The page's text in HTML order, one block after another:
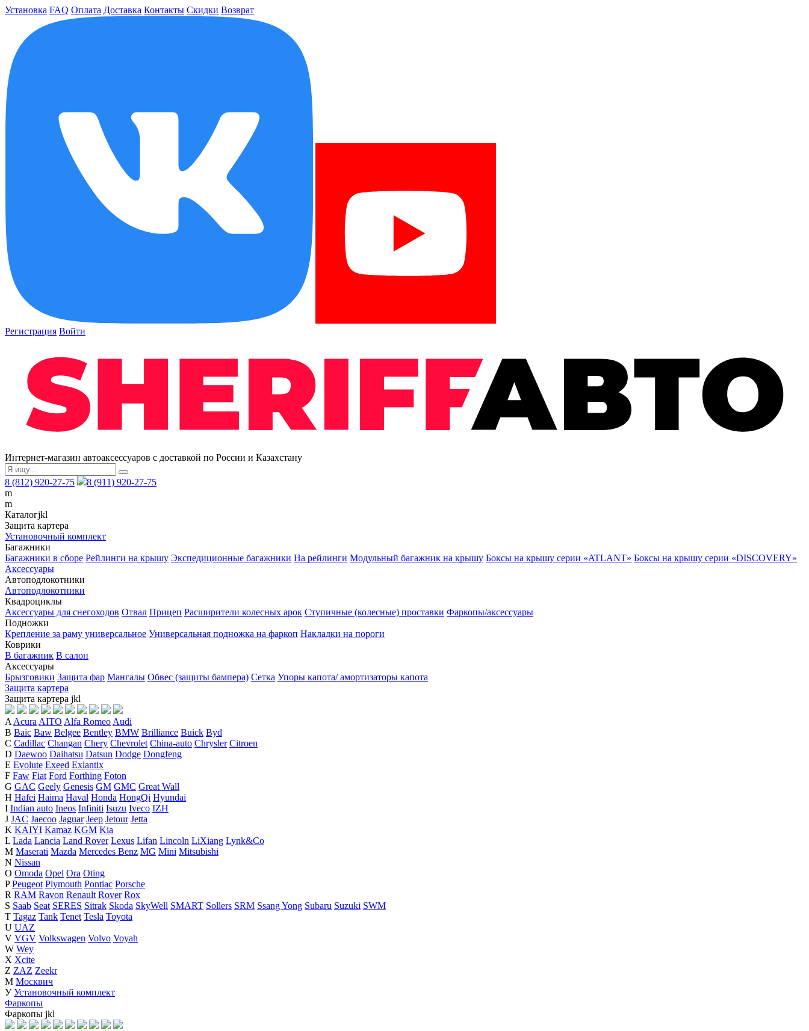
Установка FAQ Оплата Доставка Контакты Скидки Возврат
Регистрация Войти
Интернет-магазин автоаксессуаров с доставкой по России и Казахстану
8 (812) 920-27-75
8 (911) 920-27-75
m
m
Каталогjkl
Защита картера
Установочный комплект
Багажники
Багажники в сборе Рейлинги на крышу Экспедиционные багажники На рейлинги Модульный багажник на крышу Боксы на крышу серии «ATLANT» Боксы на крышу серии «DISCOVERY»
Аксессуары
Автоподлокотники
Автоподлокотники
Квадроциклы
Аксессуары для снегоходов Отвал Прицеп Расширители колесных арок Ступичные (колесные) проставки Фаркопы/аксессуары
Подножки
Крепление за раму универсальное Универсальная подножка на фаркоп Накладки на пороги
Коврики
В багажник В салон
Аксессуары
Брызговики Защита фар Мангалы Обвес (защиты бампера) Сетка Упоры капота/ амортизаторы капота
Защита картера
Защита картера jkl
AAcuraAITO Alfa RomeoAudi
B Baic Baw Belgee Bentley BMW Brilliance Buick Byd
C Cadillac Changan Chery Chevrolet China-auto Chrysler Citroen
D Daewoo Daihatsu Datsun Dodge Dongfeng
E Evolute Exeed Exlantix
F Faw Fiat Ford Forthing Foton
G GAC Geely Genesis GM GMC Great Wall
H Hafei Haima Haval Honda HongQi Hyundai
I Indian auto Ineos Infiniti Isuzu Iveco IZH
J JAC Jaecoo Jaguar Jeep Jetour Jetta
K KAIYI Kamaz KGM Kia
L Lada Lancia Land Rover Lexus Lifan Lincoln LiXiang Lynk&Co
M Maserati Mazda Mercedes Benz MG Mini Mitsubishi
N Nissan
O Omoda Opel Ora Oting
P Peugeot Plymouth Pontiac Porsche
R RAM Ravon Renault Rover Rox
S Saab Seat SERES Sitrak Skoda SkyWell SMART Sollers SRM Ssang Yong Subaru Suzuki SWM
T Tagaz Tank Tenet Tesla Toyota
U UAZ
V VGV Volkswagen Volvo Voyah
W Wey
X Xcite
Z ZAZ Zeekr
М Москвич
У Установочный комплект
Фаркопы
Фаркопы jkl